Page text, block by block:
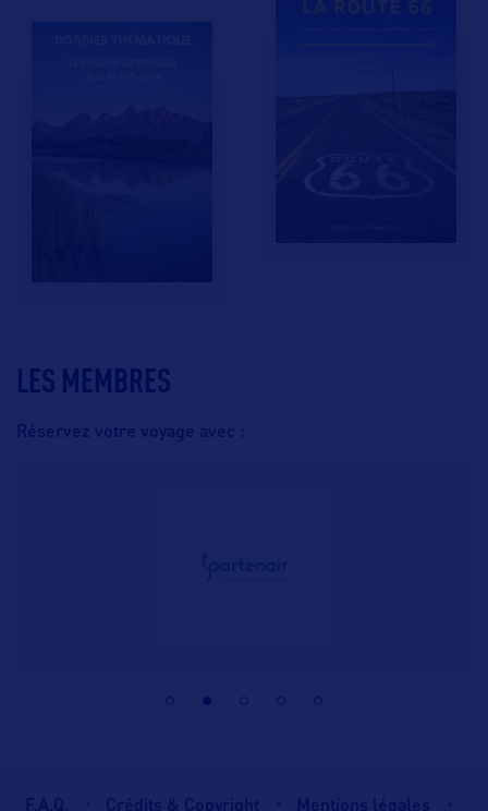
LES MEMBRES
Réservez votre voyage avec :
F.A.Q. Crédits & Copyright Mentions légales